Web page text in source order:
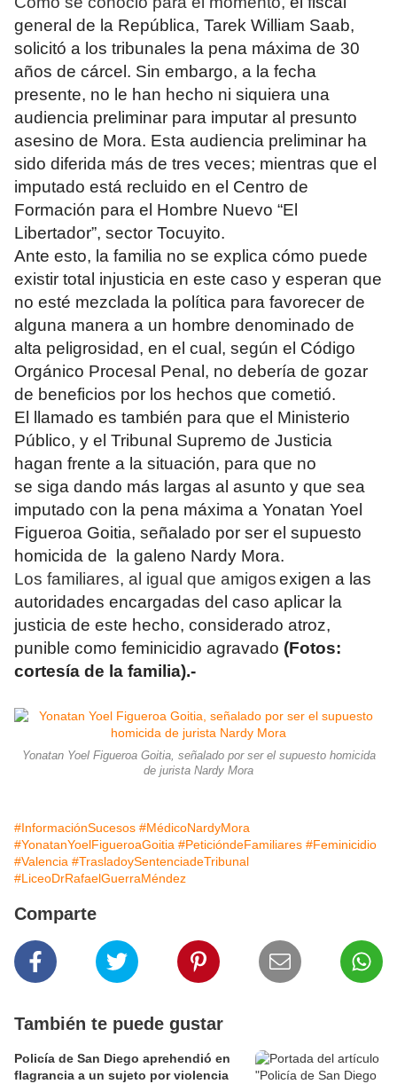
general de la República, Tarek William Saab,
solicitó a los tribunales la pena máxima de 30
años de cárcel. Sin embargo, a la fecha
presente, no le han hecho ni siquiera una
audiencia preliminar para imputar al presunto
asesino de Mora. Esta audiencia preliminar ha
sido diferida más de tres veces; mientras que el
imputado está recluido en el Centro de
Formación para el Hombre Nuevo “El
Libertador”, sector Tocuyito.
Ante esto, la familia no se explica cómo puede
existir total injusticia en este caso y esperan que
no esté mezclada la política para favorecer de
alguna manera a un hombre denominado de
alta peligrosidad, en el cual, según el Código
Orgánico Procesal Penal, no debería de gozar
de beneficios por los hechos que cometió.
El llamado es también para que el Ministerio
Público, y el Tribunal Supremo de Justicia
hagan frente a la situación, para que no
se siga dando más largas al asunto y que sea
imputado con la pena máxima a Yonatan Yoel
Figueroa Goitia, señalado por ser el supuesto
homicida de la galeno Nardy Mora.
Los familiares, al igual que amigosexigen a las
autoridades encargadas del caso aplicar la
justicia de este hecho, considerado atroz,
punible como feminicidio agravado (Fotos:
cortesía de la familia).-
Yonatan Yoel Figueroa Goitia, señalado por ser el supuesto homicida
de jurista Nardy Mora
#InformaciónSucesos #MédicoNardyMora
#YonatanYoelFigueroaGoitia #PeticióndeFamiliares #Feminicidio
#Valencia #TrasladoySentenciadeTribunal
#LiceoDrRafaelGuerraMéndez
Comparte
También te puede gustar
Policía de San Diego aprehendió en
flagrancia a un sujeto por violencia